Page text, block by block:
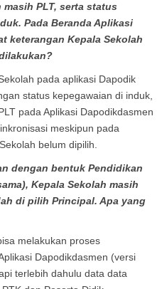
PLT, serta status
Pada Beranda Aplikasi
keterangan Kepala Sekolah
pada aplikasi Dapodik
status kepegawaian di induk,
pada Aplikasi Dapodikdasmen
meskipun pada
belum dipilih.
dengan bentuk Pendidikan
Kepala Sekolah masih
di pilih Principal. Apa yang
melakukan proses
Dapodikdasmen (versi
terlebih dahulu data data